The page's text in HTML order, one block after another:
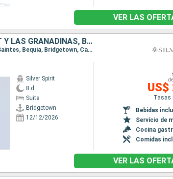
VER LAS
SANTA LUCIA, FRANCIA, ANTIGUA Y BARBUDA, SAN VINCENT Y LAS GRANADINAS, BARBADOS
Itinerario : Bridgetown, Castries, Fort-de-France, Deshaies, Saint John's, Les Saintes, Bequia, Bridgetown, Castries, Fort-de-France, Deshaies, Saint John's, Les Saintes, Bequia, Bridgetown
Silver Spirit
8 d
Suite
Bridgetown
12/12/2026
Tasas
Bebidas
Servicio de
Cocina
Comidas
VER LAS